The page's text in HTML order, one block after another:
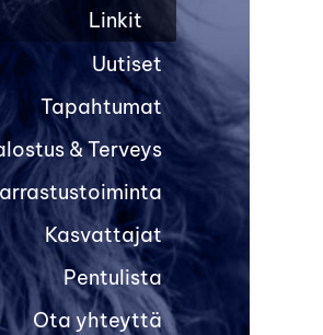
Linkit
Uutiset
Tapahtumat
& Terveys
Kasvattajat
Pentulista
Ota yhteyttä